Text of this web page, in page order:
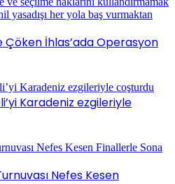
Çöken İhlas’ada Operasyon
Karadeniz ezgileriyle
Nefes Kesen